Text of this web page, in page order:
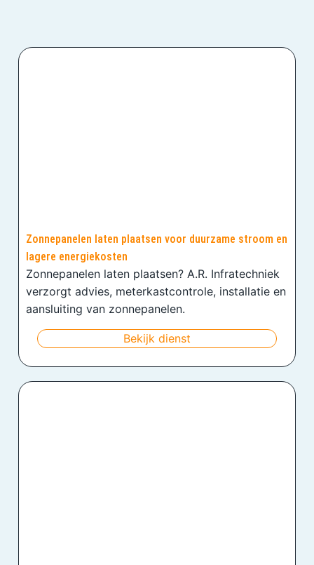
Zonnepanelen laten plaatsen voor duurzame stroom en
lagere energiekosten
Zonnepanelen laten plaatsen? A.R. Infratechniek
verzorgt advies, meterkastcontrole, installatie en
aansluiting van zonnepanelen.
Bekijk dienst